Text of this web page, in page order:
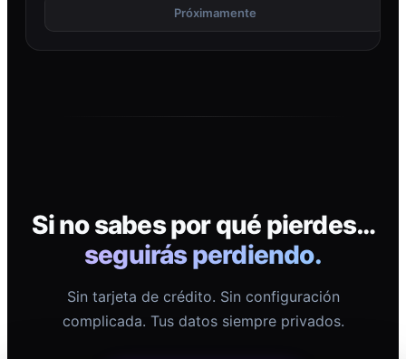
Próximamente
Si no sabes por qué pierdes…
seguirás perdiendo.
Sin tarjeta de crédito. Sin configuración
complicada. Tus datos siempre privados.